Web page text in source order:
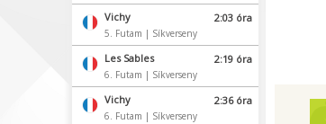
Vichy 2:03 óra
5. Futam | Síkverseny
Les Sables 2:19 óra
6. Futam | Síkverseny
Vichy 2:36 óra
6. Futam | Síkverseny